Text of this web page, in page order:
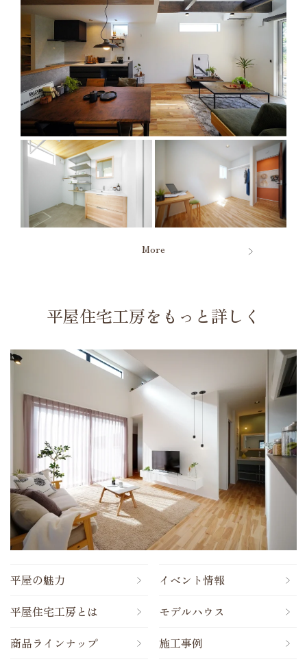
More
平屋住宅工房をもっと詳しく
平屋の魅力
平屋住宅工房とは
商品ラインナップ
イベント情報
モデルハウス
施工事例